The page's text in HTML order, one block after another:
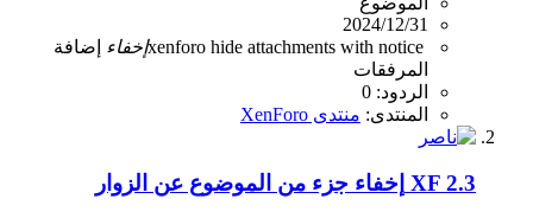
2024/12/31
hide attachments with notice
xenforoإخفاء إضافة
المرفقات
الردود: 0
المنتدى: منتدى XenForo
XF 2.3 إخفاء جزء من الموضوع عن الزوار